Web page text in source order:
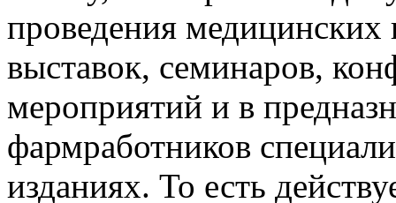
проведения
выставок, семинаров,
мероприятий и в
фармработников
изданиях. То есть